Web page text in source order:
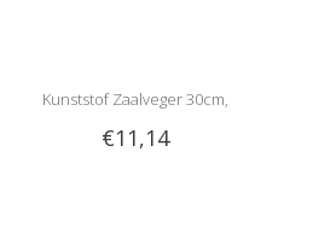
Kunststof Zaalveger 30cm,
Gemengd haar
€11,14